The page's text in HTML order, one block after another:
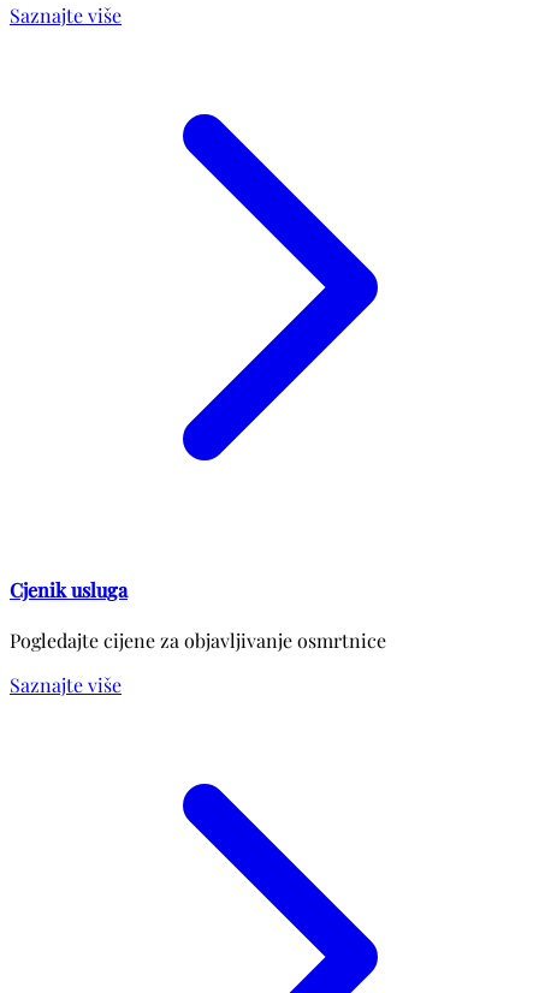
Saznajte više
Cjenik usluga
Pogledajte cijene za objavljivanje osmrtnice
Saznajte više